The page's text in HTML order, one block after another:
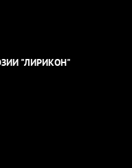
"ЛИРИКОН"